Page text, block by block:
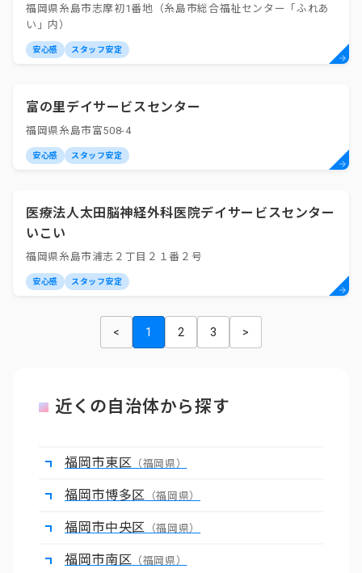
福岡県糸島市志摩初1番地（糸島市総合福祉センター「ふれあ
い」内）
安心感 スタッフ安定
富の里デイサービスセンター
福岡県糸島市富508-4
安心感 スタッフ安定
医療法人太田脳神経外科医院デイサービスセンター
いこい
福岡県糸島市浦志２丁目２１番２号
安心感 スタッフ安定
< 1 2 3 >
近くの自治体から探す
福岡市東区 （福岡県）
福岡市博多区 （福岡県）
福岡市中央区 （福岡県）
福岡市南区 （福岡県）